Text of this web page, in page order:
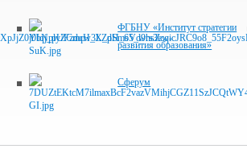
ФГБНУ «Институт стратегии
развития образования»
Сферум